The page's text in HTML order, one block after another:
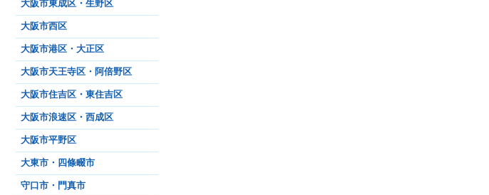
大阪市東成区・生野区
大阪市西区
大阪市港区・大正区
大阪市天王寺区・阿倍野区
大阪市住吉区・東住吉区
大阪市浪速区・西成区
大阪市平野区
大東市・四條畷市
守口市・門真市